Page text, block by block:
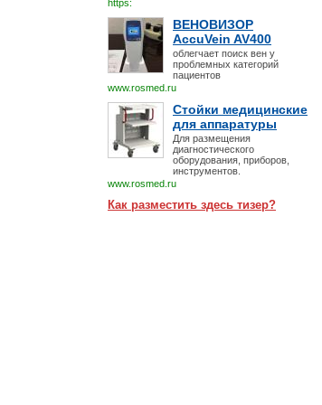
https:
ВЕНОВИЗОР
AccuVein AV400
облегчает поиск вен у
проблемных категорий
пациентов
www.rosmed.ru
Стойки медицинские
для аппаратуры
Для размещения
диагностического
оборудования, приборов,
инструментов.
www.rosmed.ru
Как разместить здесь тизер?